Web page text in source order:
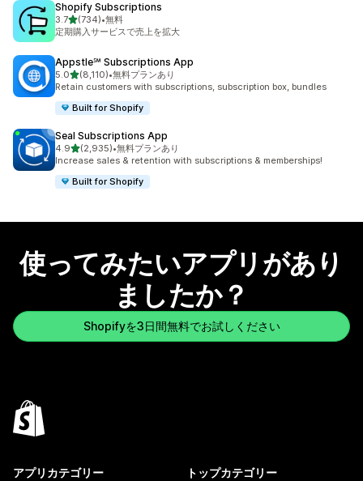
Shopify Subscriptions
3.75つ星中
(734)
合計レビュー数：734件
•無料
定期購入サービスで売上を拡大
Appstle℠ Subscriptions App
5.05つ星中
(8,110)
合計レビュー数：8110件
•無料プランあり
Retain customers with subscriptions, subscription box, bundles
Built for Shopify
Seal Subscriptions App
4.95つ星中
(2,935)
合計レビュー数：2935件
•無料プランあり
Increase sales & retention with subscriptions & memberships!
Built for Shopify
使ってみたいアプリがあり
ましたか？
Shopifyを3日間無料でお試しください
アプリカテゴリー トップカテゴリー